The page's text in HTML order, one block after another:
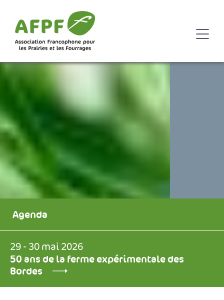
Agenda
29 - 30 mai 2026
50 ans de la ferme expérimentale des
Bordes